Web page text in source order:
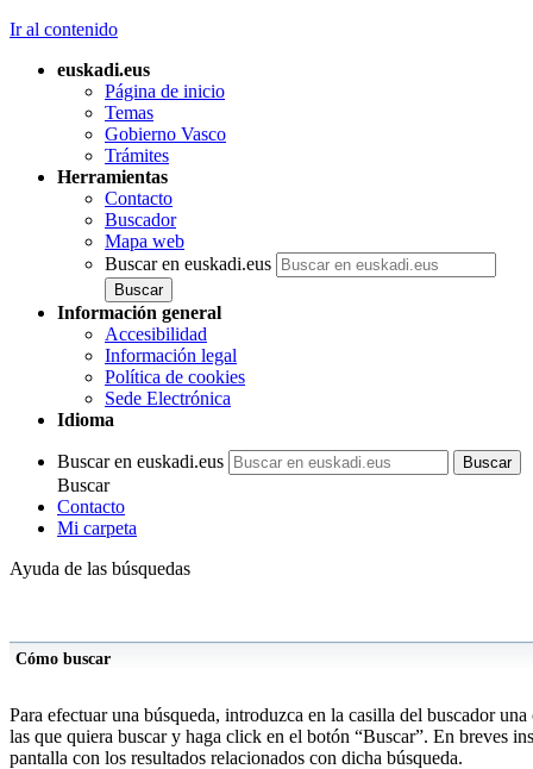
Ir al contenido
euskadi.eus
Página de inicio
Temas
Gobierno Vasco
Trámites
Herramientas
Contacto
Buscador
Mapa web
Buscar en euskadi.eus
Información general
Accesibilidad
Información legal
Política de cookies
Sede Electrónica
Idioma
Buscar en euskadi.eus
Buscar
Contacto
Mi carpeta
Ayuda de las búsquedas
Cómo buscar
Para efectuar una búsqueda, introduzca en la casilla del buscador una
las que quiera buscar y haga click en el botón “Buscar”. En breves
pantalla con los resultados relacionados con dicha búsqueda.